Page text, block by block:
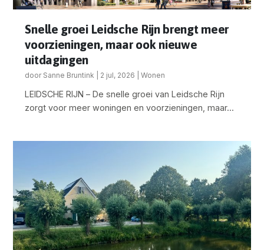
Snelle groei Leidsche Rijn brengt meer
voorzieningen, maar ook nieuwe
uitdagingen
door Sanne Bruntink 2 jul, 2026 |Wonen
LEIDSCHE RIJN – De snelle groei van Leidsche Rijn
zorgt voor meer woningen en voorzieningen, maar...